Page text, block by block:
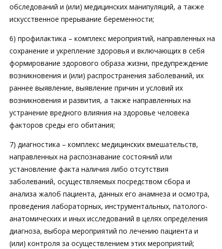
обследований и (или) медицинских манипуляций, а также
искусственное прерывание беременности;
6) профилактика – комплекс мероприятий, направленных на
сохранение и укрепление здоровья и включающих в себя
формирование здорового образа жизни, предупреждение
возникновения и (или) распространения заболеваний, их
раннее выявление, выявление причин и условий их
возникновения и развития, а также направленных на
устранение вредного влияния на здоровье человека
факторов среды его обитания;
7) диагностика – комплекс медицинских вмешательств,
направленных на распознавание состояний или
установление факта наличия либо отсутствия
заболеваний, осуществляемых посредством сбора и
анализа жалоб пациента, данных его анамнеза и осмотра,
проведения лабораторных, инструментальных, патолого-
анатомических и иных исследований в целях определения
диагноза, выбора мероприятий по лечению пациента и
(или) контроля за осуществлением этих мероприятий;